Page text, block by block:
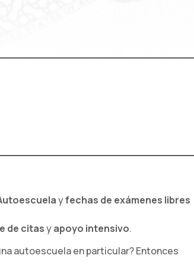
yfechas de exámenes libres
de citasyapoyo intensivo.
autoescuela en particular? Entonces